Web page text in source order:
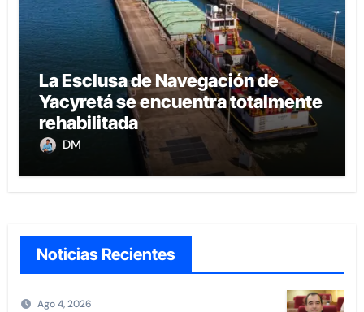
La Esclusa de Navegación de
Yacyretá se encuentra totalmente
rehabilitada
DM
Noticias Recientes
Ago 4, 2026